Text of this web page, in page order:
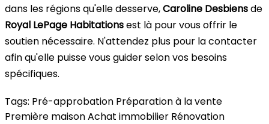
dans les régions qu'elle desserve,Caroline Desbiensde
Royal LePage Habitationsest là pour vous offrir le
soutien nécessaire. N'attendez plus pour la contacter
afin qu'elle puisse vous guider selon vos besoins
spécifiques.
Tags: Pré-approbation Préparation à la vente
Première maisonAchat immobilier Rénovation